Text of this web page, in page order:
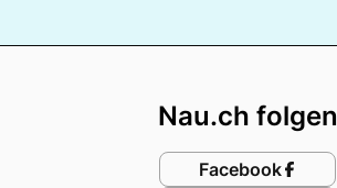
Nau.ch folgen
Facebook